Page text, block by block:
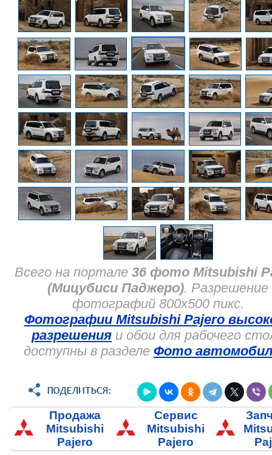
Всего на портале 36 фото Mitsubishi
(Мицубиcи Паджеро). Разрешение
фотографий 800x500 пикс.
Фотографии Mitsubishi Pajero
разрешения и обои для рабочего
доступны в разделе Фото
Продажа
Mitsubishi
Pajero
Сервис
Mitsubishi
Pajero